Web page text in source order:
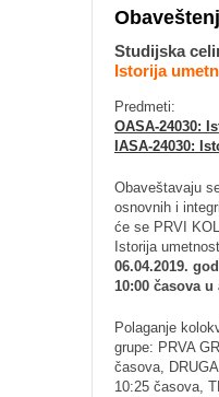
Studijska
Istorija
Predmeti:
OASA-24030:
IASA-24030:
Obaveštavaju
osnovnih i
će se PRVI
Istorija
06.04.2019.
10:00 časova u
Polaganje
grupe: PRVA
časova,
10:25 časova,